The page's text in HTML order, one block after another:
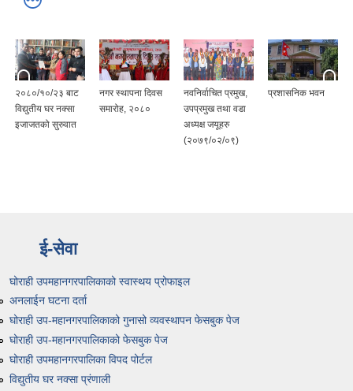
२०८०/१०/२३ बाट
विद्युतीय घर नक्सा
इजाजतको सुरुवात
नगर स्थापना दिवस
समारोह, २०८०
नवनिर्वाचित प्रमुख,
उपप्रमुख तथा वडा
अध्यक्ष जयूहरु
(२०७९/०२/०९)
प्रशासनिक भवन
ई-सेवा
घोराही उपमहानगरपालिकाको स्वास्थय प्रोफाइल
अनलाईन घटना दर्ता
घोराही उप-महानगरपालिकाको गुनासो व्यवस्थापन फेसबुक पेज
घोराही उप-महानगरपालिकाको फेसबुक पेज
घोराही उपमहानगरपालिका विपद पोर्टल
विद्युतीय घर नक्सा प्रंणाली